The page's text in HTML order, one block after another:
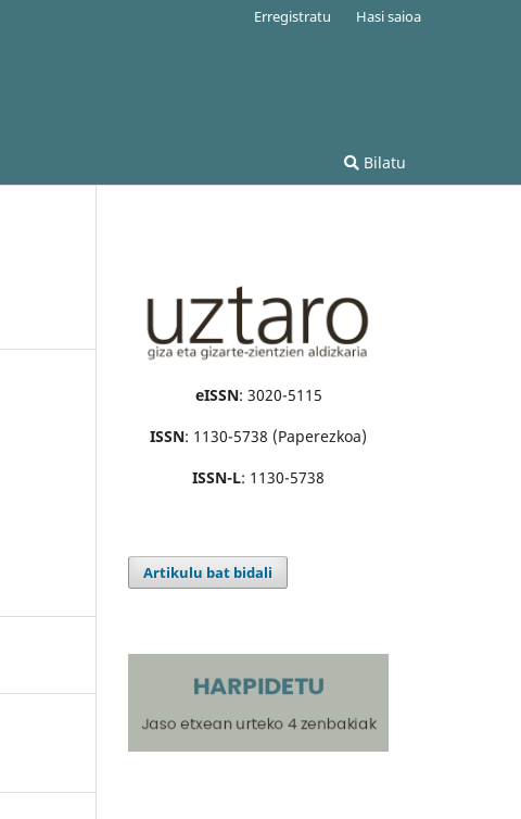
Bilatu
Erregistratu Hasi saioa
eISSN: 3020-5115
ISSN: 1130-5738 (Paperezkoa)
ISSN-L: 1130-5738
Artikulu bat bidali